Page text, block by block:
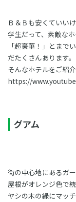
Ｂ＆Ｂも安くていいけ
学生だって、素敵な
「超豪華！」とまで
だたくさんあります。
そんなホテルをご紹介
https://
グアム
街の中心地にあるガ
屋根がオレンジ色で
ヤシの木の緑にマッチ